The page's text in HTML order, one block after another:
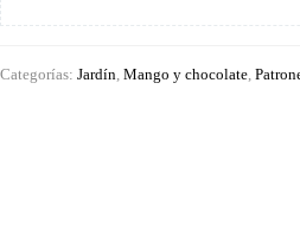
Categorías: Jardín Mango y chocolate